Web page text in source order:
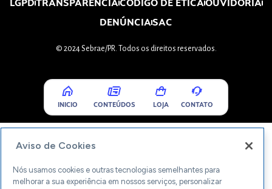
LGPDTRANSPARÊNCIACÓDIGO DE ÉTICAOUVIDORIA
DENÚNCIASAC
© 2024 Sebrae/PR. Todos os direitos reservados.
INICIO CONTEÚDOS LOJA CONTATO
Aviso de Cookies
Nós usamos cookies e outras tecnologias semelhantes para
melhorar a sua experiência em nossos serviços, personalizar